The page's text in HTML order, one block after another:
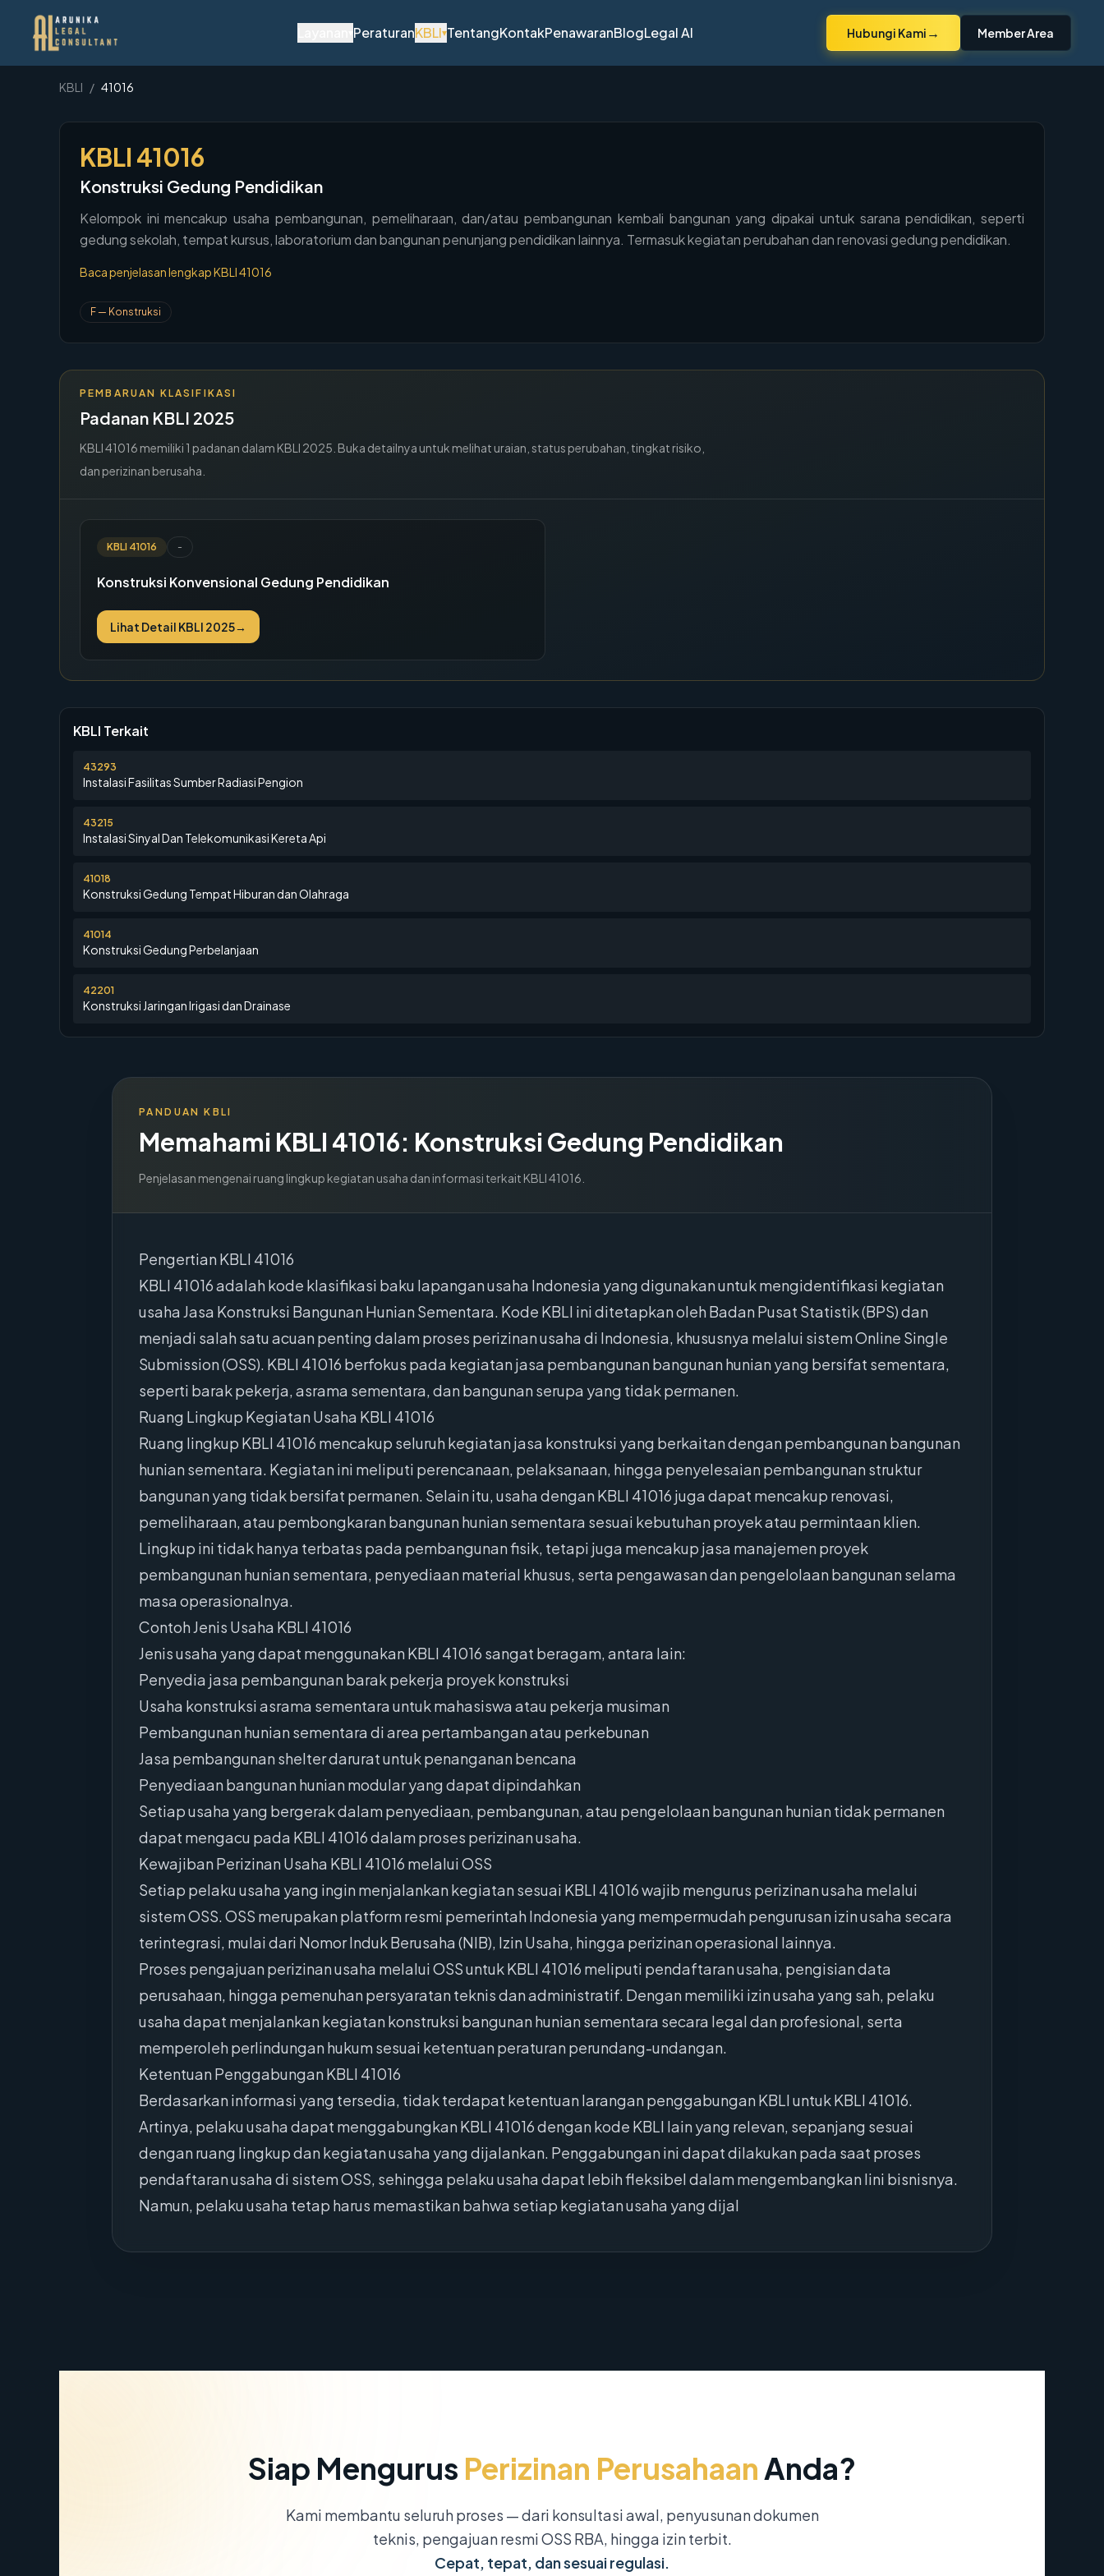
PeraturanKBLI▾TentangKontakPenawaranBlogLegal AI Hubungi Kami → Member Area
KBLI / 41016
KBLI 41016
Konstruksi Gedung Pendidikan
Kelompok ini mencakup usaha pembangunan, pemeliharaan, dan/atau pembangunan kembali bangunan yang dipakai untuk sarana pendidikan, seperti
gedung sekolah, tempat kursus, laboratorium dan bangunan penunjang pendidikan lainnya. Termasuk kegiatan perubahan dan renovasi gedung pendidikan.
Baca penjelasan lengkap KBLI41016
F— Konstruksi
PEMBARUAN KLASIFIKASI
Padanan KBLI 2025
KBLI41016 memiliki 1 padanan dalam KBLI 2025. Buka detailnya untuk melihat uraian, status perubahan, tingkat risiko,
dan perizinan berusaha.
KBLI 41016 -
Konstruksi Konvensional Gedung Pendidikan
Lihat Detail KBLI 2025→
KBLI Terkait
43293
Instalasi Fasilitas Sumber Radiasi Pengion
43215
Instalasi Sinyal Dan Telekomunikasi Kereta Api
41018
Konstruksi Gedung Tempat Hiburan dan Olahraga
41014
Konstruksi Gedung Perbelanjaan
42201
Konstruksi Jaringan Irigasi dan Drainase
PANDUAN KBLI
Memahami KBLI 41016: Konstruksi Gedung Pendidikan
Penjelasan mengenai ruang lingkup kegiatan usaha dan informasi terkait KBLI41016
Pengertian KBLI 41016
KBLI 41016 adalah kode klasifikasi baku lapangan usaha Indonesia yang digunakan untuk mengidentifikasi kegiatan
usaha Jasa Konstruksi Bangunan Hunian Sementara. Kode KBLI ini ditetapkan oleh Badan Pusat Statistik (BPS) dan
menjadi salah satu acuan penting dalam proses perizinan usaha di Indonesia, khususnya melalui sistem Online Single
Submission (OSS). KBLI 41016 berfokus pada kegiatan jasa pembangunan bangunan hunian yang bersifat sementara,
seperti barak pekerja, asrama sementara, dan bangunan serupa yang tidak permanen.
Ruang Lingkup Kegiatan Usaha KBLI 41016
Ruang lingkup KBLI 41016 mencakup seluruh kegiatan jasa konstruksi yang berkaitan dengan pembangunan bangunan
hunian sementara. Kegiatan ini meliputi perencanaan, pelaksanaan, hingga penyelesaian pembangunan struktur
bangunan yang tidak bersifat permanen. Selain itu, usaha dengan KBLI 41016 juga dapat mencakup renovasi,
pemeliharaan, atau pembongkaran bangunan hunian sementara sesuai kebutuhan proyek atau permintaan klien.
Lingkup ini tidak hanya terbatas pada pembangunan fisik, tetapi juga mencakup jasa manajemen proyek
pembangunan hunian sementara, penyediaan material khusus, serta pengawasan dan pengelolaan bangunan selama
masa operasionalnya.
Contoh Jenis Usaha KBLI 41016
Jenis usaha yang dapat menggunakan KBLI 41016 sangat beragam, antara lain:
Penyedia jasa pembangunan barak pekerja proyek konstruksi
Usaha konstruksi asrama sementara untuk mahasiswa atau pekerja musiman
Pembangunan hunian sementara di area pertambangan atau perkebunan
Jasa pembangunan shelter darurat untuk penanganan bencana
Penyediaan bangunan hunian modular yang dapat dipindahkan
Setiap usaha yang bergerak dalam penyediaan, pembangunan, atau pengelolaan bangunan hunian tidak permanen
dapat mengacu pada KBLI 41016 dalam proses perizinan usaha.
Kewajiban Perizinan Usaha KBLI 41016 melalui OSS
Setiap pelaku usaha yang ingin menjalankan kegiatan sesuai KBLI 41016 wajib mengurus perizinan usaha melalui
sistem OSS. OSS merupakan platform resmi pemerintah Indonesia yang mempermudah pengurusan izin usaha secara
terintegrasi, mulai dari Nomor Induk Berusaha (NIB), Izin Usaha, hingga perizinan operasional lainnya.
Proses pengajuan perizinan usaha melalui OSS untuk KBLI 41016 meliputi pendaftaran usaha, pengisian data
perusahaan, hingga pemenuhan persyaratan teknis dan administratif. Dengan memiliki izin usaha yang sah, pelaku
usaha dapat menjalankan kegiatan konstruksi bangunan hunian sementara secara legal dan profesional, serta
memperoleh perlindungan hukum sesuai ketentuan peraturan perundang-undangan.
Ketentuan Penggabungan KBLI 41016
Berdasarkan informasi yang tersedia, tidak terdapat ketentuan larangan penggabungan KBLI untuk KBLI 41016.
Artinya, pelaku usaha dapat menggabungkan KBLI 41016 dengan kode KBLI lain yang relevan, sepanjang sesuai
dengan ruang lingkup dan kegiatan usaha yang dijalankan. Penggabungan ini dapat dilakukan pada saat proses
pendaftaran usaha di sistem OSS, sehingga pelaku usaha dapat lebih fleksibel dalam mengembangkan lini bisnisnya.
Namun, pelaku usaha tetap harus memastikan bahwa setiap kegiatan usaha yang dijal
Siap Mengurus Perizinan PerusahaanAnda?
Kami membantu seluruh proses — dari konsultasi awal, penyusunan dokumen
teknis, pengajuan resmi OSS RBA, hingga izin terbit.
Cepat, tepat, dan sesuai regulasi.